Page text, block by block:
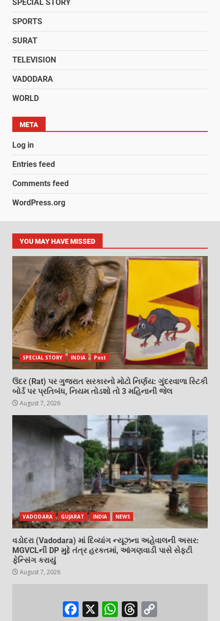
SPECIAL STORY
SPORTS
SURAT
TELEVISION
VADODARA
WORLD
META
Log in
Entries feed
Comments feed
WordPress.org
YOU MAY HAVE MISSED
SPECIAL STORY INDIA Post
ઉંદર (Rat) પર ગુજરાત સરકારનો મોટો નિર્ણય: ગુંદરવાળા સ્ટિકી
બોર્ડ પર પ્રતિબંધ, નિયમ તોડશો તો 3 મહિનાની જેલ
August 7, 2026
VADODARA GUJARAT INDIA NEWS
વડોદરા (Vadodara) માં દિવ્યાંગ ન્યૂઝના અહેવાલની અસર:
MGVCLની DP મુદ્દે તંત્ર હરકતમાં, આંગણવાડી પાસે સેફ્ટી
ફેન્સિંગ કરાયું
August 7, 2026
Facebook
X WhatsApp
Threads